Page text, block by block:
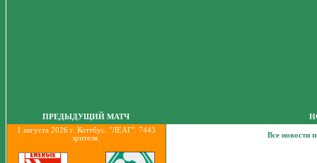
ПРЕДЫДУЩИЙ МАТЧ
1 августа 2026 г. Коттбус. "ЛЕАГ". 7443
зрителя.
Все новости